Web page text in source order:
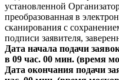
установленной
преобразованная в
сканирования с
подписи заявителя,
Дата начала подачи
в 09 час. 00 мин. (время
Дата окончания подачи